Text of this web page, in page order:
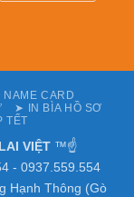
CARD
➤ IN BÌA HỒ SƠ
TẾT
VIỆT ™☝️
- 0937.559.554
Hạnh Thông (Gò